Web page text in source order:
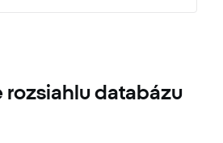
rozsiahlu databázu